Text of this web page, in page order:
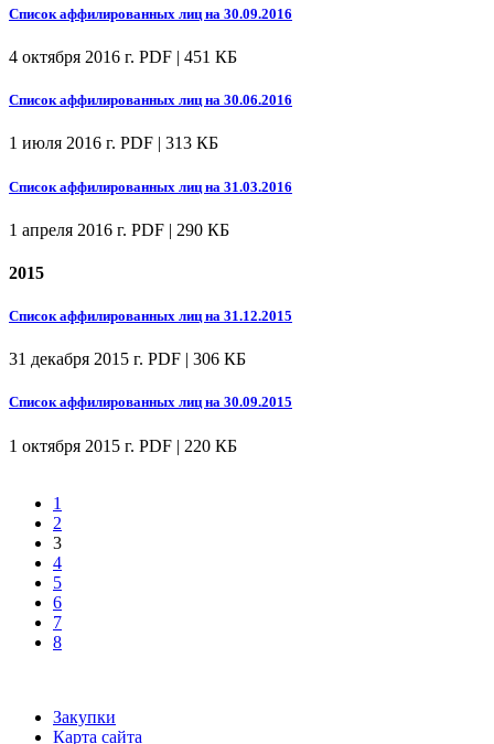
Список аффилированных лиц на 30.09.2016
4 октября 2016 г. PDF | 451 КБ
Список аффилированных лиц на 30.06.2016
1 июля 2016 г. PDF | 313 КБ
Список аффилированных лиц на 31.03.2016
1 апреля 2016 г. PDF | 290 КБ
2015
Список аффилированных лиц на 31.12.2015
31 декабря 2015 г. PDF | 306 КБ
Список аффилированных лиц на 30.09.2015
1 октября 2015 г. PDF | 220 КБ
1
2
3
4
5
6
7
8
Закупки
Карта сайта